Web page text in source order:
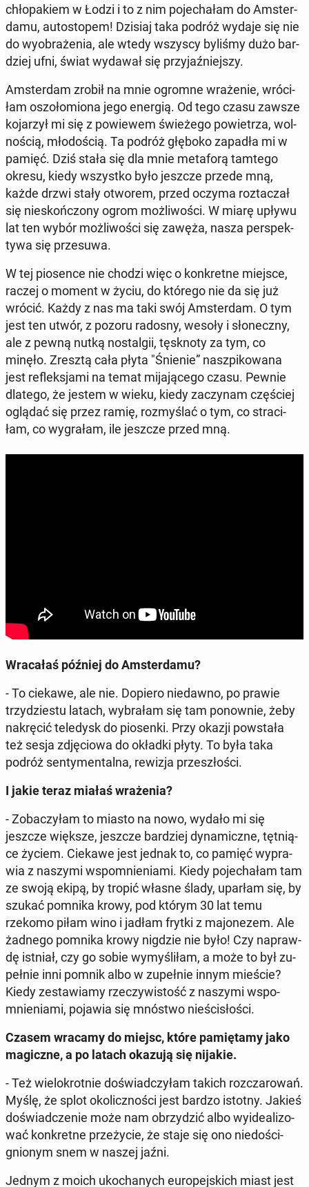
chło­pa­kiem w Łodzi i to z nim po­je­cha­łam do Am­ster­
da­mu, au­to­sto­pem! Dzisiaj taka podróż wydaje się nie
do wy­obra­że­nia, ale wtedy wszyscy byliśmy dużo bar­
dziej ufni, świat wydawał się przy­jaź­niej­szy.
Am­ster­dam zrobił na mnie ogromne wra­że­nie, wró­ci­
łam oszo­ło­mio­na jego energią. Od tego czasu zawsze
ko­ja­rzył mi się z po­wie­wem świe­że­go po­wie­trza, wol­
no­ścią, mło­do­ścią. Ta podróż głęboko zapadła mi w
pamięć. Dziś stała się dla mnie me­ta­fo­rą tamtego
okresu, kiedy wszyst­ko było jeszcze przede mną,
każde drzwi stały otworem, przed oczyma roz­ta­czał
się nie­skoń­czo­ny ogrom moż­li­wo­ści. W miarę upływu
lat ten wybór moż­li­wo­ści się zawęża, nasza per­spek­
ty­wa się prze­su­wa.
W tej pio­sen­ce nie chodzi więc o kon­kret­ne miejsce,
raczej o moment w życiu, do którego nie da się już
wrócić. Każdy z nas ma taki swój Am­ster­dam. O tym
jest ten utwór, z pozoru radosny, wesoły i sło­necz­ny,
ale z pewną nutką no­stal­gii, tę­sk­no­ty za tym, co
minęło. Zresztą cała płyta "Śnienie” na­szpi­ko­wa­na
jest re­flek­sja­mi na temat mi­ja­ją­ce­go czasu. Pewnie
dlatego, że jestem w wieku, kiedy za­czy­nam czę­ściej
oglądać się przez ramię, roz­my­ślać o tym, co stra­ci­
łam, co wy­gra­łam, ile jeszcze przed mną.
Wra­ca­łaś później do Am­ster­da­mu?
- To ciekawe, ale nie. Dopiero nie­daw­no, po prawie
trzy­dzie­stu latach, wy­bra­łam się tam po­now­nie, żeby
na­krę­cić te­le­dysk do pio­sen­ki. Przy okazji po­wsta­ła
też sesja zdję­cio­wa do okładki płyty. To była taka
podróż sen­ty­men­tal­na, rewizja prze­szło­ści.
I jakie teraz miałaś wra­że­nia?
- Zo­ba­czy­łam to miasto na nowo, wydało mi się
jeszcze większe, jeszcze bar­dziej dy­na­micz­ne, tęt­nią­
ce życiem. Ciekawe jest jednak to, co pamięć wy­pra­
wia z naszymi wspo­mnie­nia­mi. Kiedy po­je­cha­łam tam
ze swoją ekipą, by tropić własne ślady, uparłam się, by
szukać pomnika krowy, pod którym 30 lat temu
rzekomo piłam wino i jadłam frytki z ma­jo­ne­zem. Ale
żadnego pomnika krowy nigdzie nie było! Czy na­praw­
dę istniał, czy go sobie wy­my­śli­łam, a może to był zu­
peł­nie inni pomnik albo w zu­peł­nie innym mieście?
Kiedy ze­sta­wia­my rze­czy­wi­stość z naszymi wspo­
mnie­nia­mi, pojawia się mnóstwo nie­ści­sło­ści.
Czasem wracamy do miejsc, które pa­mię­ta­my jako
ma­gicz­ne, a po latach okazują się nijakie.
- Też wie­lo­krot­nie do­świad­czy­łam takich roz­cza­ro­wań.
Myślę, że splot oko­licz­no­ści jest bardzo istotny. Jakieś
do­świad­cze­nie może nam obrzy­dzić albo wy­ide­ali­zo­
wać kon­kret­ne prze­ży­cie, że staje się ono nie­do­ści­
gnio­nym snem w naszej jaźni.
Jednym z moich uko­cha­nych eu­ro­pej­skich miast jest